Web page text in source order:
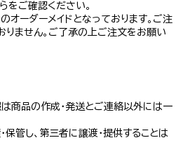
をご確認ください。
ーダーメイドとなっております。ご注
りません。ご了承の上ご注文をお願い
商品の作成・発送とご連絡以外には一
管し、第三者に譲渡・提供することは